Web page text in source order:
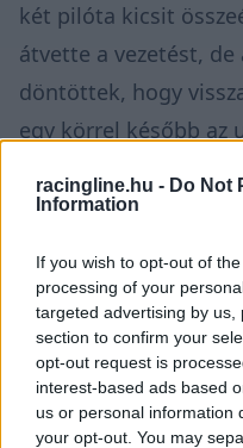
racingline.hu - Do Not
Information
If you wish to opt-out of
processing of your
targeted advertising by
section to confirm your
opt-out request is
interest-based ads based
us or personal information
your opt-out. You may
két pilóta kicsit
átvette a vezetést,
döntöttek, hogy
egy körrel később az
meg, így nem volt
helyet, és meg
A gyári Ducati
elhangzott, Tardozzi
fejét. „A pályán
jelentette ki az olasz
fermében azzal